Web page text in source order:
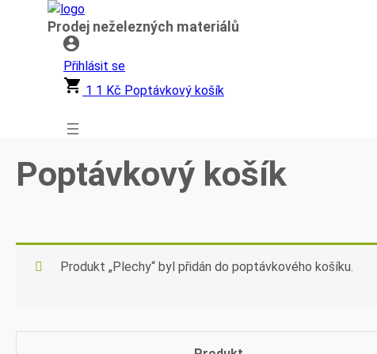
Přeskočit
Prodej neželezných materiálů
Přihlásit se
1 1 Kč Poptávkový košík
Poptávkový košík
Produkt „Plechy“ byl přidán do poptávkového košíku.